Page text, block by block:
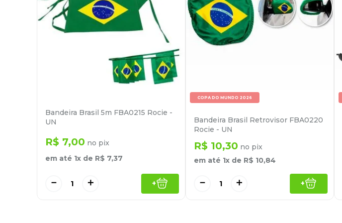
Bandeira Brasil 5m FBA0215 Rocie -
UN
R$ 7,00 no pix
em até 1x de R$ 7,37
＋
－ +
COPA DO MUNDO 2026
Bandeira Brasil Retrovisor FBA0220
Rocie - UN
R$ 10,30 no pix
em até 1x de R$ 10,84
＋
－ +